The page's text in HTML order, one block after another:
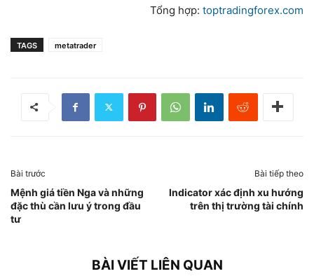
Tổng hợp: toptradingforex.com
TAGS metatrader
Bài trước
Mệnh giá tiền Nga và những
đặc thù cần lưu ý trong đầu
tư
Bài tiếp theo
Indicator xác định xu hướng
trên thị trường tài chính
BÀI VIẾT LIÊN QUAN